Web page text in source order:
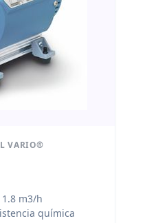
VARIO®
m3/h
química